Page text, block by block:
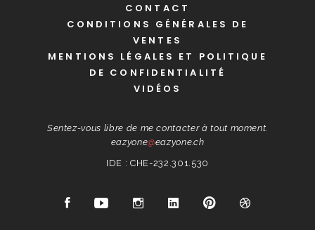
CONTACT
CONDITIONS GÉNÉRALES DE
VENTES
MENTIONS LÉGALES ET POLITIQUE
DE CONFIDENTIALITÉ
VIDÉOS
Sentez-vous libre de me contacter à tout moment.
eazyone@eazyone.ch
IDE : CHE-232.301.530